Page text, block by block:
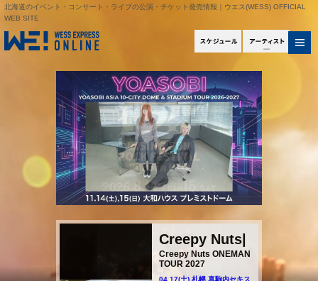
北海道のイベント・ コンサート ・ライブの公演・ チケット発売情報｜ウエス(WESS) OFFICIAL
WEB SITE
スケジュールアー